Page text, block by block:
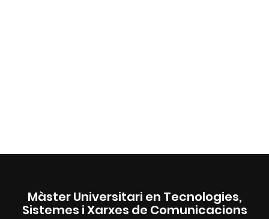
Màster Universitari en Tecnologies,
Sistemes i Xarxes de Comunicacions